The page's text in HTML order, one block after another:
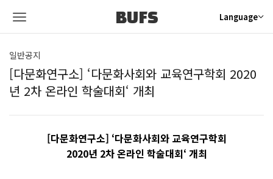
BUFS Language
일반공지
[다문화연구소] ‘다문화사회와 교육연구학회 2020
년 2차 온라인 학술대회‘ 개최
[다문화연구소] ‘다문화사회와 교육연구학회
2020년 2차 온라인 학술대회‘ 개최